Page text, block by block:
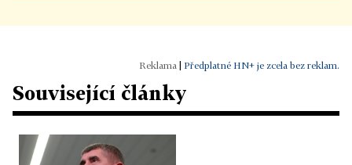
Předplatné HN+ je zcela bez reklam.
Související články